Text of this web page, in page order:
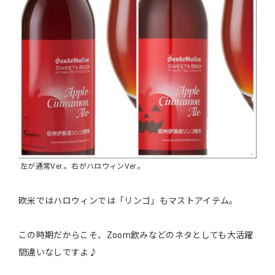
左が通常Ver.。右がハロウィンVer.。
欧米ではハロウィンでは「リンゴ」もマストアイテム。
この時期だからこそ、Zoom飲みなどのネタとしても大活躍
間違いなしですよ♪